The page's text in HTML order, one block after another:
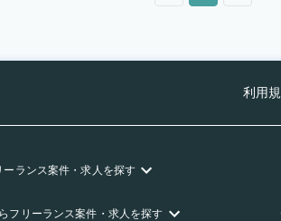
利用
ーランス案件・求人を探す
フリーランス案件・求人を探す